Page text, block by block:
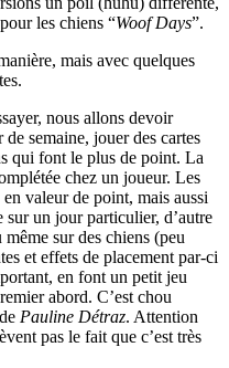
les chiens “Woof Days”.
mais avec quelques
nous allons devoir
semaine, jouer des cartes
qui font le plus de point. La
chez un joueur. Les
valeur de point, mais aussi
sur un jour particulier, d’autre
même sur des chiens (peu
et effets de placement par-ci
en font un petit jeu
abord. C’est chou
Pauline Détraz. Attention
pas le fait que c’est très